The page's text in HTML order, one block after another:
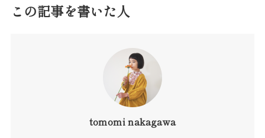
この記事を書いた人
tomomi nakagawa